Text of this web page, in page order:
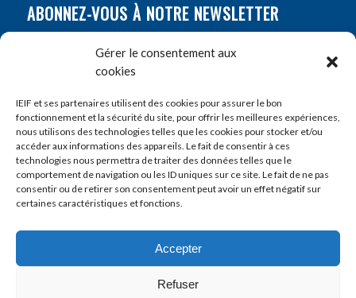
Gérer le consentement aux
cookies
IEIF et ses partenaires utilisent des cookies pour assurer le bon
fonctionnement et la sécurité du site, pour offrir les meilleures expériences,
nous utilisons des technologies telles que les cookies pour stocker et/ou
accéder aux informations des appareils. Le fait de consentir à ces
technologies nous permettra de traiter des données telles que le
comportement de navigation ou les ID uniques sur ce site. Le fait de ne pas
consentir ou de retirer son consentement peut avoir un effet négatif sur
certaines caractéristiques et fonctions.
Accepter
Refuser
ABONNEZ-VOUS À NOTRE NEWSLETTER
Prénom*
E-mail*